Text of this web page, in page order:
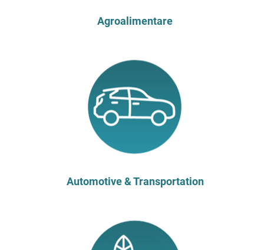
Agroalimentare
Automotive & Transportation